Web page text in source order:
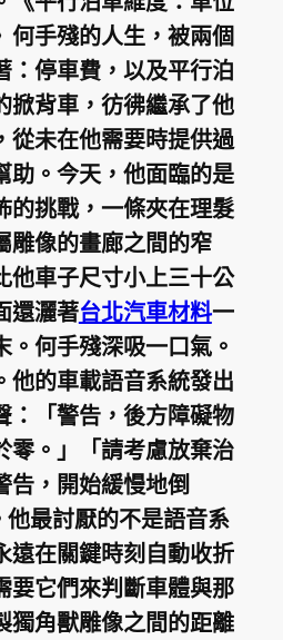
何手殘的人生，被兩個
：停車費，以及平行泊
掀背車，彷彿繼承了他
從未在他需要時提供過
助。今天，他面臨的是
的挑戰，一條夾在理髮
雕像的畫廊之間的窄
他車子尺寸小上三十公
還灑著台北汽車材料一
。何手殘深吸一口氣。
他的車載語音系統發出
：「警告，後方障礙物
零。」「請考慮放棄治
告，開始緩慢地倒
他最討厭的不是語音系
遠在關鍵時刻自動收折
要它們來判斷車體與那
獨角獸雕像之間的距離